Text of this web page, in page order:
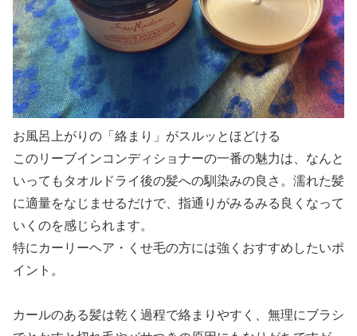
お風呂上がりの「絡まり」がスルッとほどける
このリーブインコンディショナーの一番の魅力は、なんと
いってもタオルドライ後の髪への馴染みの良さ。濡れた髪
に適量をなじませるだけで、指通りがみるみる良くなって
いくのを感じられます。
特にカーリーヘア・くせ毛の方には強くおすすめしたいポ
イント。
カールのある髪は乾く過程で絡まりやすく、無理にブラシ